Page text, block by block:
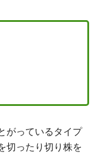
がっているタイプ
切ったり切り株を